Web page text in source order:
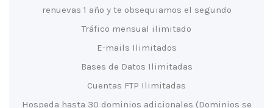
renuevas 1 año y te obsequiamos el segundo
Tráfico mensual ilimitado
E-mails Ilimitados
Bases de Datos Ilimitadas
Cuentas FTP Ilimitadas
Hospeda hasta 30 dominios adicionales (Dominios se